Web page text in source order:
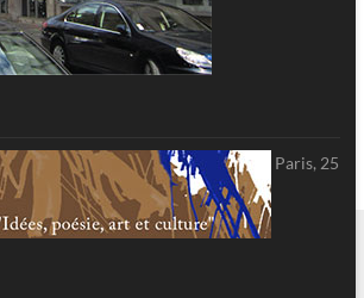
Paris, 25